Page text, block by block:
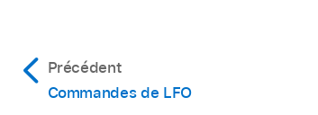
Précédent
Commandes de LFO